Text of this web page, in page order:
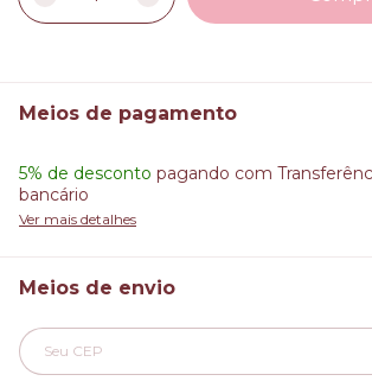
Meios de pagamento
5% de desconto pagando com
bancário
Ver mais detalhes
Meios de envio
Entregas para o CEP: